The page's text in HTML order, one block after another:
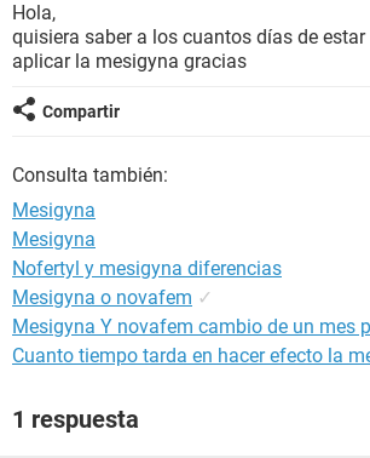
BIENESTAR
Hola,
quisiera saber a los cuantos días de
aplicar la mesigyna gracias
Compartir
Consulta también:
Mesigyna
Mesigyna
Nofertyl y mesigyna diferencias
Mesigyna o novafem ✓
Mesigyna Y novafem cambio de un mes
Cuanto tiempo tarda en hacer efecto la
1 respuesta